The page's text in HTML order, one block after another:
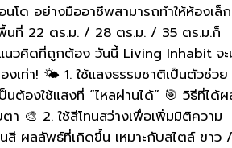
โด อย่างมืออาชีพสามารถทำให้ห้องเล็
พื้นที่ 22 ตร.ม. / 28 ตร.ม. / 35 ตร.ม.ก็
นวคิดที่ถูกต้อง วันนี้ Living Inhabit จะ
เท่า! 🌤 1. ใช้แสงธรรมชาติเป็นตัวช่วย
ต้องใช้แสงที่ “ไหลผ่านได้” 🎯 วิธีที่ได้
🎨 2. ใช้สีโทนสว่างเพื่อเพิ่มมิติความ
สี ผลลัพธ์ที่เกิดขึ้น เหมาะกับสไตล์ ขาว /